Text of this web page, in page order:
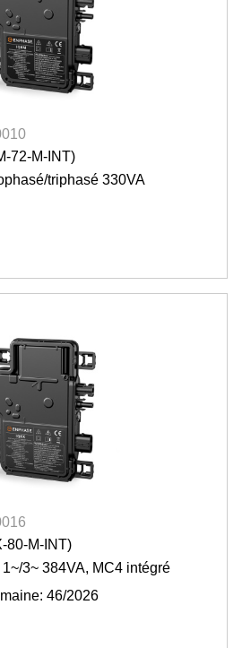
72-M-INT)
triphasé 330VA
80-M-INT)
3~ 384VA, MC4 intégré
46/2026